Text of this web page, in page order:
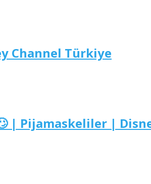
Channel Türkiye
| Pijamaskeliler |